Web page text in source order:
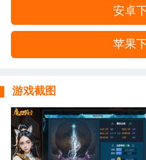
安卓
苹果
游戏截图